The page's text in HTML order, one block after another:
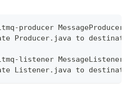
producer MessageProducer
Producer.java to
listener MessageListener
Listener.java to